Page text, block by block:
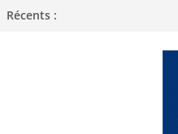
Récents :